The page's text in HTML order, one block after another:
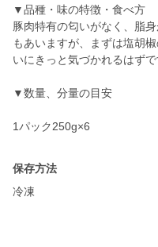
▼品種・味の特徴・食べ方
豚肉特有の匂いがなく、脂
もあいますが、まずは塩胡
いにきっと気づかれるはずで
▼数量、分量の目安
1パック250g×6
保存方法
冷凍